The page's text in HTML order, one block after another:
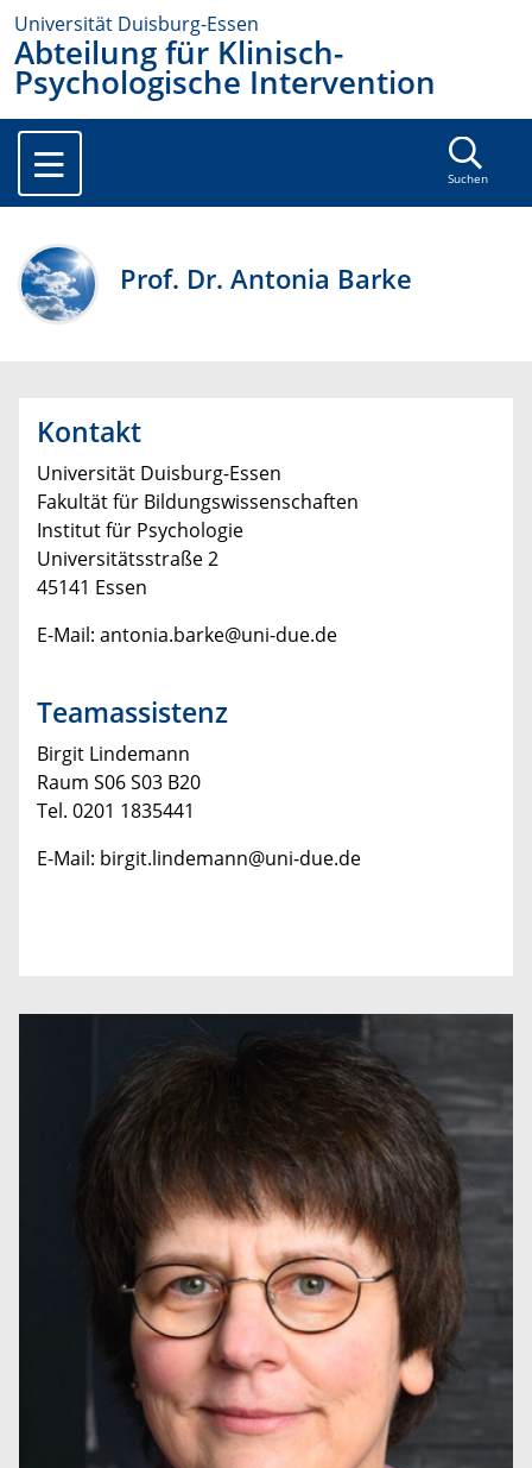
Universität Duisburg-Essen
Abteilung für Klinisch-
Psychologische Intervention
Suchen
Prof. Dr. Antonia Barke
Kontakt
Universität Duisburg-Essen
Fakultät für Bildungswissenschaften
Institut für Psychologie
Universitätsstraße 2
45141 Essen
E-Mail: antonia.barke@uni-due.de
Teamassistenz
Birgit Lindemann
Raum S06 S03 B20
Tel. 0201 1835441
E-Mail: birgit.lindemann@uni-due.de